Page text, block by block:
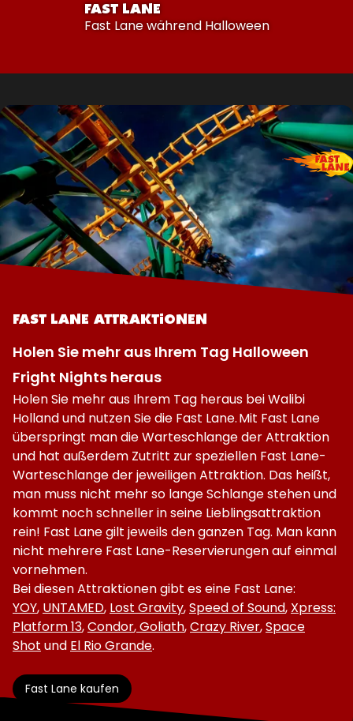
FAST LANE
Fast Lane während Halloween
FAST LANE ATTRAKTIONEN
Holen Sie mehr aus Ihrem Tag Halloween
Fright Nights heraus
Holen Sie mehr aus Ihrem Tag heraus bei Walibi
Holland und nutzen Sie die Fast Lane. Mit Fast Lane
überspringt man die Warteschlange der Attraktion
und hat außerdem Zutritt zur speziellen Fast Lane-
Warteschlange der jeweiligen Attraktion. Das heißt,
man muss nicht mehr so lange Schlange stehen und
kommt noch schneller in seine Lieblingsattraktion
rein! Fast Lane gilt jeweils den ganzen Tag. Man kann
nicht mehrere Fast Lane-Reservierungen auf einmal
vornehmen.
Bei diesen Attraktionen gibt es eine Fast Lane:
YOY, UNTAMED, Lost Gravity,Speed of Sound, Xpress:
Platform 13,Condor,Goliath,Crazy River,Space
Shot und El Rio Grande.
Fast Lane kaufen